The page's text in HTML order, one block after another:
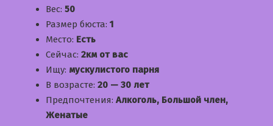
Вес: 50
Размер бюста: 1
Место: Есть
Сейчас: 2км от вас
Ищу: мускулистого парня
В возрасте: 20 — 30 лет
Предпочтения: Алкоголь, Большой член,
Женатые